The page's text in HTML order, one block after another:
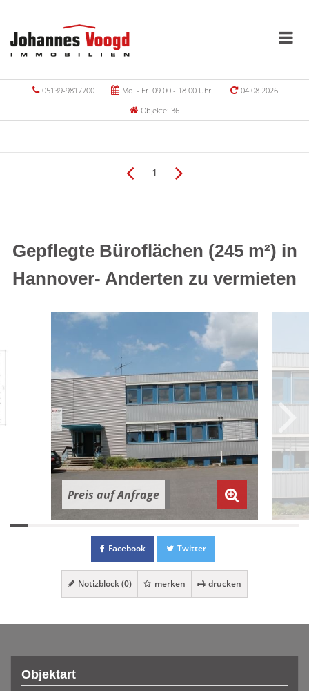
05139-9817700 Mo. - Fr. 09.00 - 18.00 Uhr
04.08.2026
Objekte: 36
1
Gepflegte Büroflächen (245 m²) in
Hannover- Anderten zu vermieten
Preis auf Anfrage
Facebook Twitter
Notizblock (0) merken drucken
Objektart